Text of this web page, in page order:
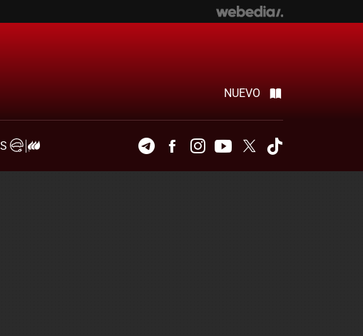
NUEVO
TelegramFacebookInstagramYoutubeTwitter